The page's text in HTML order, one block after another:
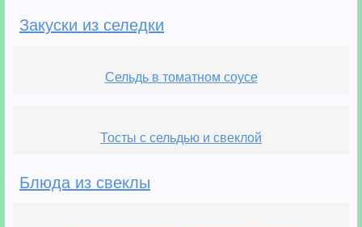
Закуски из селедки
Сельдь в томатном соусе
Тосты с сельдью и свеклой
Блюда из свеклы